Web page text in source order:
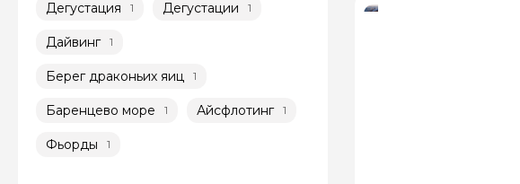
Дегустация 1 Дегустации 1
Дайвинг 1
Берег драконьих яиц 1
Баренцево море 1 Айсфлотинг 1
Фьорды 1